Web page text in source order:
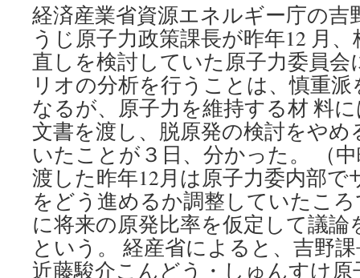
経済産業省資源エネルギー庁の吉
うじ原子力政策課長が昨年12 月
直しを検討していた原子力委員
リオの分析を行うことは、慎重
なるが、原子力を維持する材 料
文書を渡し、脱原発の検討をや
いたことが３日、分かった。 （
渡した昨年12月は原子力委内部
をどう進めるか調整していたこ
に将来の原発比率を仮定して議
という。 経産省によると、吉野
近藤駿介こんどう・しゅんすけ